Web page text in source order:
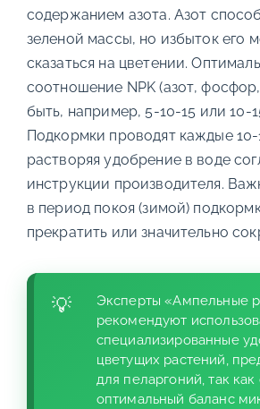
содержанием азота. Азот
зеленой массы, но избыток его
сказаться на цветении.
соотношение NPK (азот,
быть, например, 5-10-15 или 10-
Подкормки проводят каждые 10-
растворяя удобрение в воде
инструкции производителя.
в период покоя (зимой)
прекратить или значительно
Эксперты «Ампельные
рекомендуют
специализированные
цветущих растений,
для пеларгоний, так
оптимальный баланс